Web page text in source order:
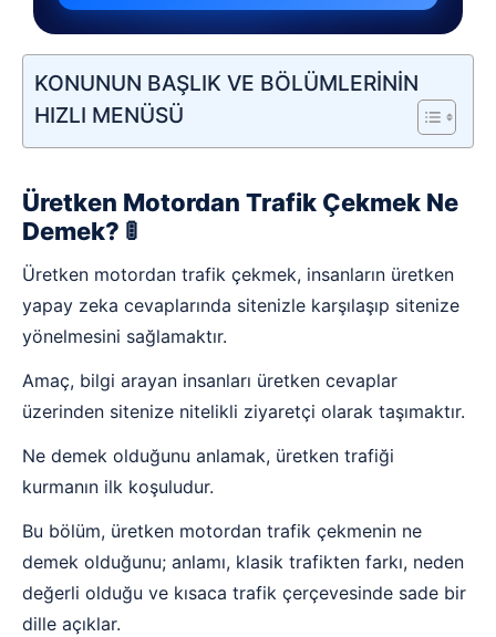
KONUNUN BAŞLIK VE BÖLÜMLERİNİN
HIZLI MENÜSÜ
Üretken Motordan Trafik Çekmek Ne
Demek? 🚦
Üretken motordan trafik çekmek, insanların üretken
yapay zeka cevaplarında sitenizle karşılaşıp sitenize
yönelmesini sağlamaktır.
Amaç, bilgi arayan insanları üretken cevaplar
üzerinden sitenize nitelikli ziyaretçi olarak taşımaktır.
Ne demek olduğunu anlamak, üretken trafiği
kurmanın ilk koşuludur.
Bu bölüm, üretken motordan trafik çekmenin ne
demek olduğunu; anlamı, klasik trafikten farkı, neden
değerli olduğu ve kısaca trafik çerçevesinde sade bir
dille açıklar.